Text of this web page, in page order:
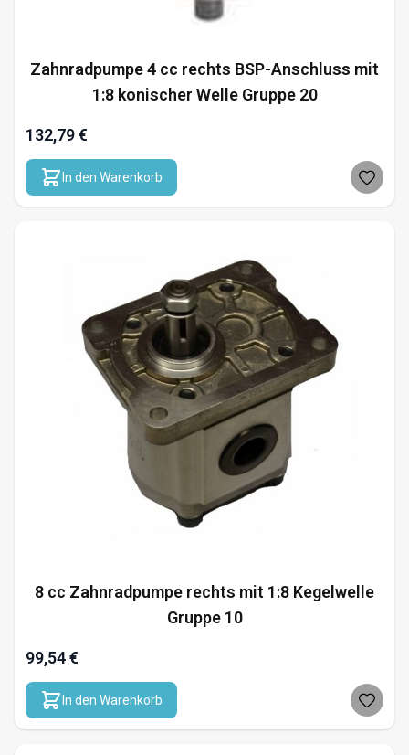
Zahnradpumpe 4 cc rechts BSP-Anschluss mit
1:8 konischer Welle Gruppe 20
132,79 €
In den Warenkorb
8 cc Zahnradpumpe rechts mit 1:8 Kegelwelle
Gruppe 10
99,54 €
In den Warenkorb